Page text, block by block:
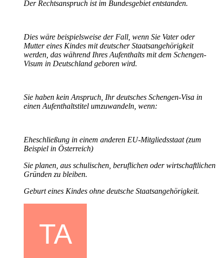
Der Rechtsanspruch ist im Bundesgebiet entstanden.
Dies wäre beispielsweise der Fall, wenn Sie Vater oder
Mutter eines Kindes mit deutscher Staatsangehörigkeit
werden, das während Ihres Aufenthalts mit dem Schengen-
Visum in Deutschland geboren wird.
Sie haben kein Anspruch, Ihr deutsches Schengen-Visa in
einen Aufenthaltstitel umzuwandeln, wenn:
Eheschließung in einem anderen EU-Mitgliedsstaat (zum
Beispiel in Österreich)
Sie planen, aus schulischen, beruflichen oder wirtschaftlichen
Gründen zu bleiben.
Geburt eines Kindes ohne deutsche Staatsangehörigkeit.